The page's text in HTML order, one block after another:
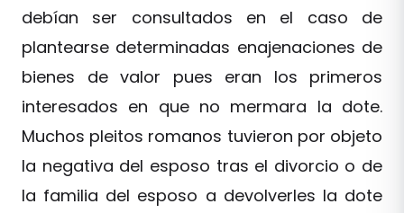
debían ser consultados en el caso de
plantearse determinadas enajenaciones de
bienes de valor pues eran los primeros
interesados en que no mermara la dote.
Muchos pleitos romanos tuvieron por objeto
la negativa del esposo tras el divorcio o de
la familia del esposo a devolverles la dote